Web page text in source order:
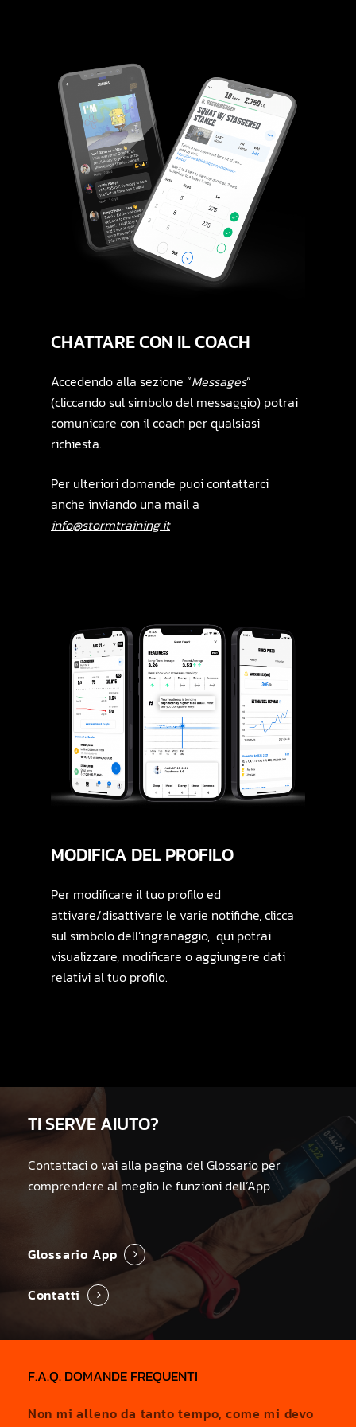
CHATTARECON ILCOACH
Accedendo alla sezione “Messages”
(cliccando sul simbolo del messaggio) potrai
comunicare con il coach per qualsiasi
richiesta.
Per ulteriori domande puoi contattarci
anche inviando una mail a
info@stormtraining.it
MODIFICA DELPROFILO
Per modificare il tuo profilo ed
attivare/disattivare le varie notifiche, clicca
sul simbolo dell’ingranaggio, qui potrai
visualizzare, modificare o aggiungere dati
relativi al tuo profilo.
TI SERVE AIUTO?
Contattaci o vai alla pagina del Glossario per
comprendere al meglio le funzioni dell’App
Glossario App
Contatti
F.A.Q. DOMANDE FREQUENTI
Non mi alleno da tanto tempo, come mi devo